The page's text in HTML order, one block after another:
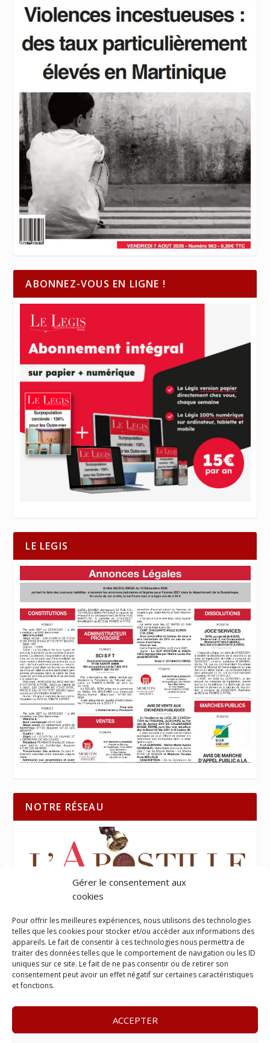
Gérer le consentement aux
cookies
Pour offrir les meilleures expériences, nous utilisons des technologies
telles que les cookies pour stocker et/ou accéder aux informations des
appareils. Le fait de consentir à ces technologies nous permettra de
traiter des données telles que le comportement de navigation ou les ID
uniques sur ce site. Le fait de ne pas consentir ou de retirer son
consentement peut avoir un effet négatif sur certaines caractéristiques
et fonctions.
ACCEPTER
ABONNEZ-VOUS EN LIGNE !
LE LEGIS
NOTRE RÉSEAU